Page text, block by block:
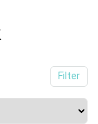
Filter